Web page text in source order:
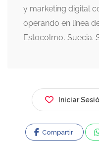
y marketing digital
operando en línea
Estocolmo, Suecia.
fenómeno WWW,
primer periódico
digital chileno-
conversación
Iniciar
Compartir